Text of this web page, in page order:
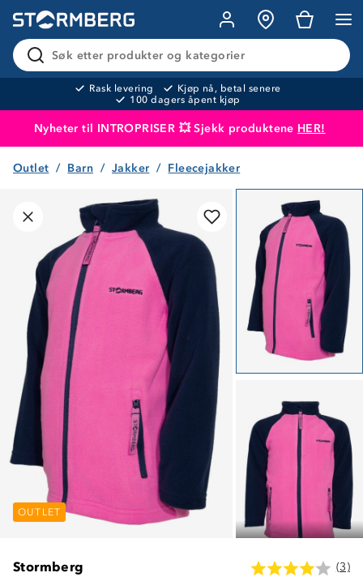
Søk etter produkter og kategorier
Rask levering
Kjøp nå, betal senere
100 dagers åpent kjøp
Nyheter til INTROPRISER 💥 Sjekk produktene HER!
Produktet er lagt i handlekurven
Outlet Barn Jakker Fleecejakker
OUTLET OUTLET
OUTLET
Stormberg (3)